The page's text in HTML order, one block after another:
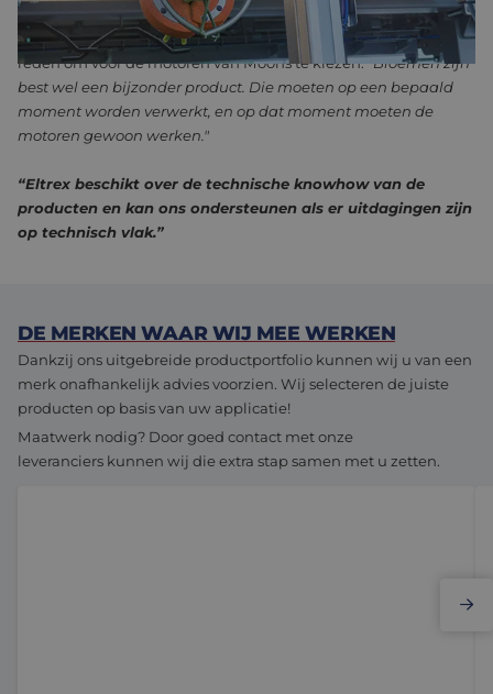
Betrouwbaarheid was voor Bercomex ook een belangrijke
reden om voor de motoren van Moons te kiezen.“Bloemen zijn
best wel een bijzonder product. Die moeten op een bepaald
moment worden verwerkt, en op dat moment moeten de
motoren gewoon werken."
“Eltrex beschikt over de technische knowhow van de
producten en kan ons ondersteunen als er uitdagingen zijn
op technisch vlak.”
DE MERKEN WAAR WIJ MEE WERKEN
Dankzij ons uitgebreide productportfolio kunnen wij u van een
merk onafhankelijk advies voorzien. Wij selecteren de juiste
producten op basis van uw applicatie!
Maatwerk nodig? Door goed contact met onze
leveranciers kunnen wij die extra stap samen met u zetten.